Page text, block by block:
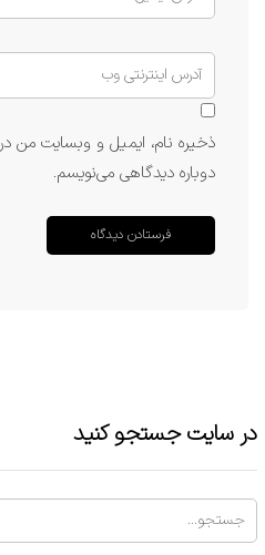
ذخیره نام، ایمیل و وبسایت من در
دوباره دیدگاهی می‌نویسم.
در سایت جستجو کنید